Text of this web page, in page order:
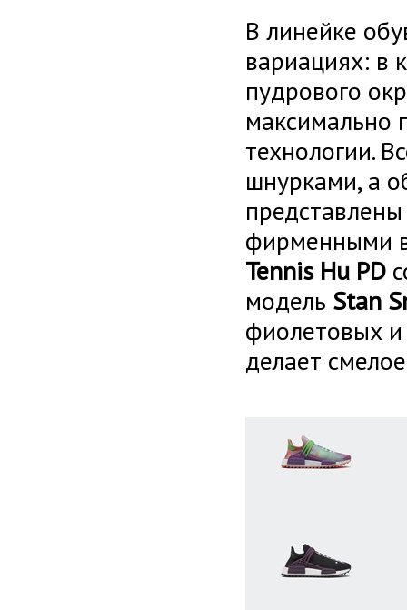
В линейке
вариациях: в
пудрового
максимально
технологии.
шнурками, а
фирменными
Tennis Hu PD
модель Stan
фиолетовых и
делает